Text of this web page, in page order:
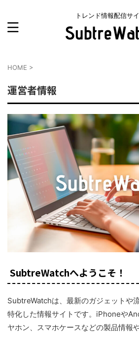
トレンド情報配信サ
HOME >
運営者情報
SubtreWatchへようこそ！
SubtreWatchは、最新のガジェットや
特化した情報サイトです。iPhoneや
ヤホン、スマホケースなどの製品情報